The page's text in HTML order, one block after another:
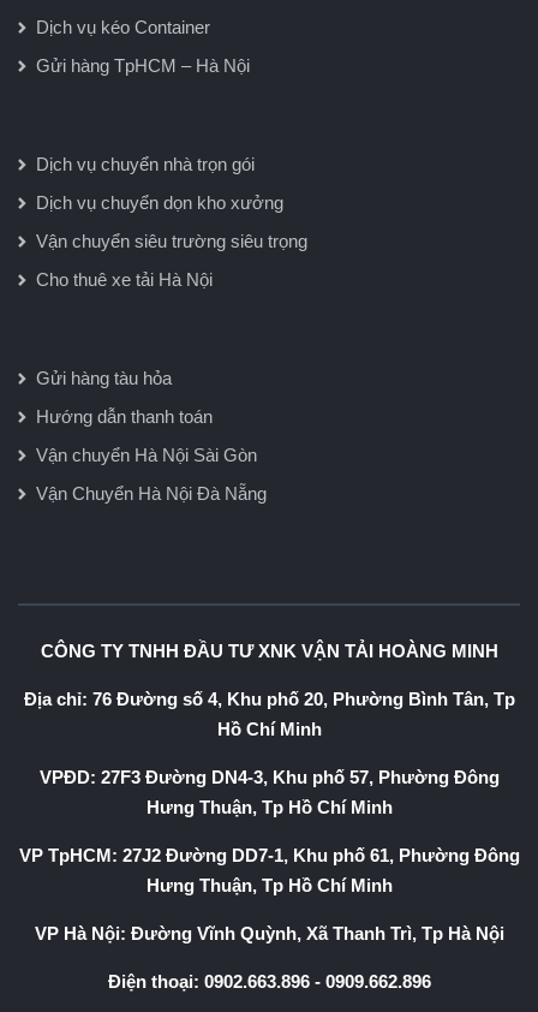
Dịch vụ kéo Container
Gửi hàng TpHCM – Hà Nội
Dịch vụ chuyển nhà trọn gói
Dịch vụ chuyển dọn kho xưởng
Vận chuyển siêu trường siêu trọng
Cho thuê xe tải Hà Nội
Gửi hàng tàu hỏa
Hướng dẫn thanh toán
Vận chuyển Hà Nội Sài Gòn
Vận Chuyển Hà Nội Đà Nẵng
CÔNG TY TNHH ĐẦU TƯ XNK VẬN TẢI HOÀNG MINH
Địa chỉ: 76 Đường số 4, Khu phố 20, Phường Bình Tân, Tp
Hồ Chí Minh
VPĐD: 27F3 Đường DN4-3, Khu phố 57, Phường Đông
Hưng Thuận, Tp Hồ Chí Minh
VP TpHCM: 27J2 Đường DD7-1, Khu phố 61, Phường Đông
Hưng Thuận, Tp Hồ Chí Minh
VP Hà Nội: Đường Vĩnh Quỳnh, Xã Thanh Trì, Tp Hà Nội
Điện thoại: 0902.663.896- 0909.662.896